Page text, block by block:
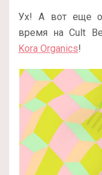
Ух! А вот еще
время на Cult
Kora Organics!